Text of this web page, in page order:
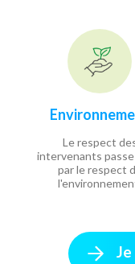
Le respect
intervenants
par le respect